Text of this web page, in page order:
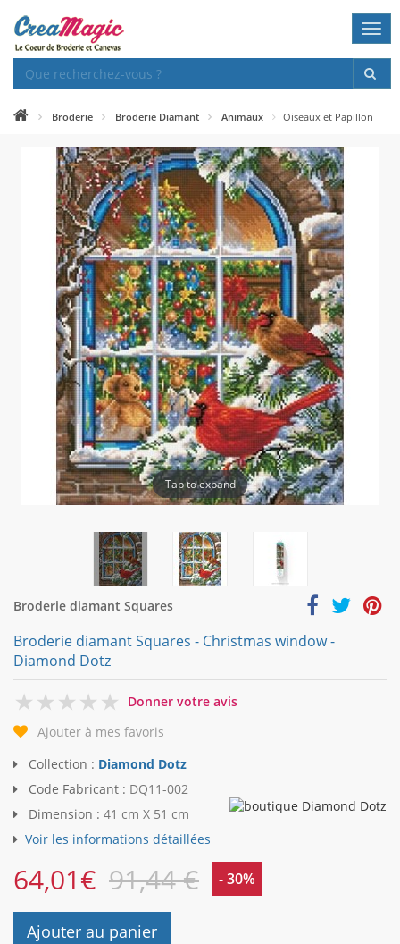
Broderie Broderie Diamant Animaux Oiseaux et Papillon
Tap to expand
Broderie diamant Squares
Broderie diamant Squares - Christmas window -
Diamond Dotz
0
Donner votre avis
Ajouter à mes favoris
Collection : Diamond Dotz
Code Fabricant : DQ11-002
Dimension : 41 cm X 51 cm
Voir les informations détaillées
64,01€ 91,44 € - 30%
Ajouter au panier